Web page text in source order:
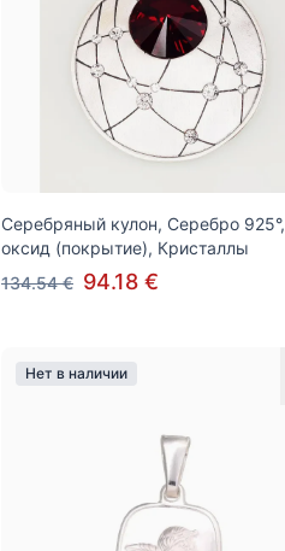
Серебряный кулон, Серебро 925°,
оксид (покрытие), Кристаллы
134.54 € 94.18 €
Нет в наличии